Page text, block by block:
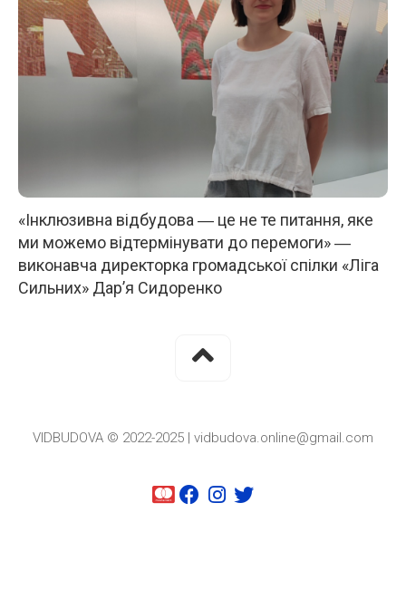
«Інклюзивна відбудова ― це не те питання, яке
ми можемо відтермінувати до перемоги» ―
виконавча директорка громадської спілки «Ліга
Сильних» Дар’я Сидоренко
VIDBUDOVA © 2022-2025 | vidbudova.online@gmail.com